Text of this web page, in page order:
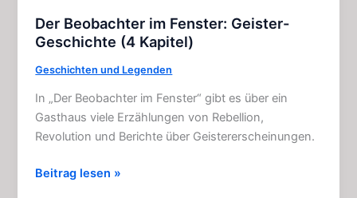
Der Beobachter im Fenster: Geister-
Geschichte (4 Kapitel)
Geschichten und Legenden
In „Der Beobachter im Fenster“ gibt es über ein
Gasthaus viele Erzählungen von Rebellion,
Revolution und Berichte über Geistererscheinungen.
Der
Beitrag lesen »